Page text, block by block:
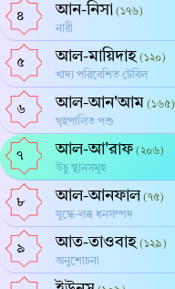
৪ আন-নিসা (১৭৬)
নারী
৫ আল-মায়িদাহ (১২০)
খাদ্য পরিবেশিত টেবিল
৬ আল-আন'আম (১৬৫)
গৃহপালিত পশু
৭ আল-আ'রাফ (২০৬)
উচু স্থানসমূহ
৮ আল-আনফাল (৭৫)
যুদ্ধে-লব্ধ ধনসম্পদ
৯ আত-তাওবাহ (১২৯)
অনুশোচনা